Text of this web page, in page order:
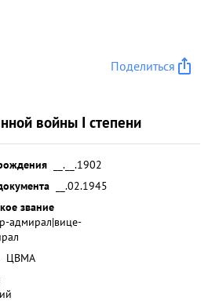
Поделиться
войны I степени
__.__.1902
__.02.1945
звание
адмирал|вице-
ЦВМА